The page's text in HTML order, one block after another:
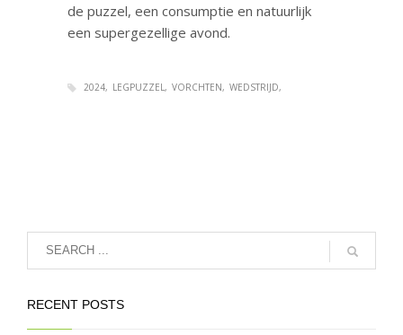
de puzzel, een consumptie en natuurlijk
een supergezellige avond.
2024 LEGPUZZEL VORCHTEN WEDSTRIJD
RECENT POSTS